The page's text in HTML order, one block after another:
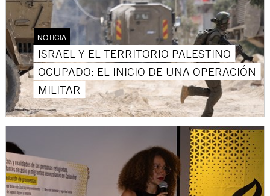
NOTICIA
ISRAEL Y EL TERRITORIO PALESTINO
OCUPADO: EL INICIO DE UNA OPERACIÓN
MILITAR